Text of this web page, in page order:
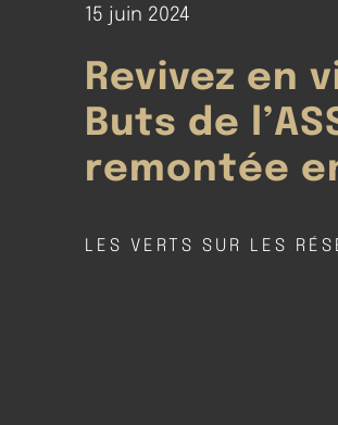
15 juin 2024
Revivez en
Buts de
remontée
LES VERTS SUR LES